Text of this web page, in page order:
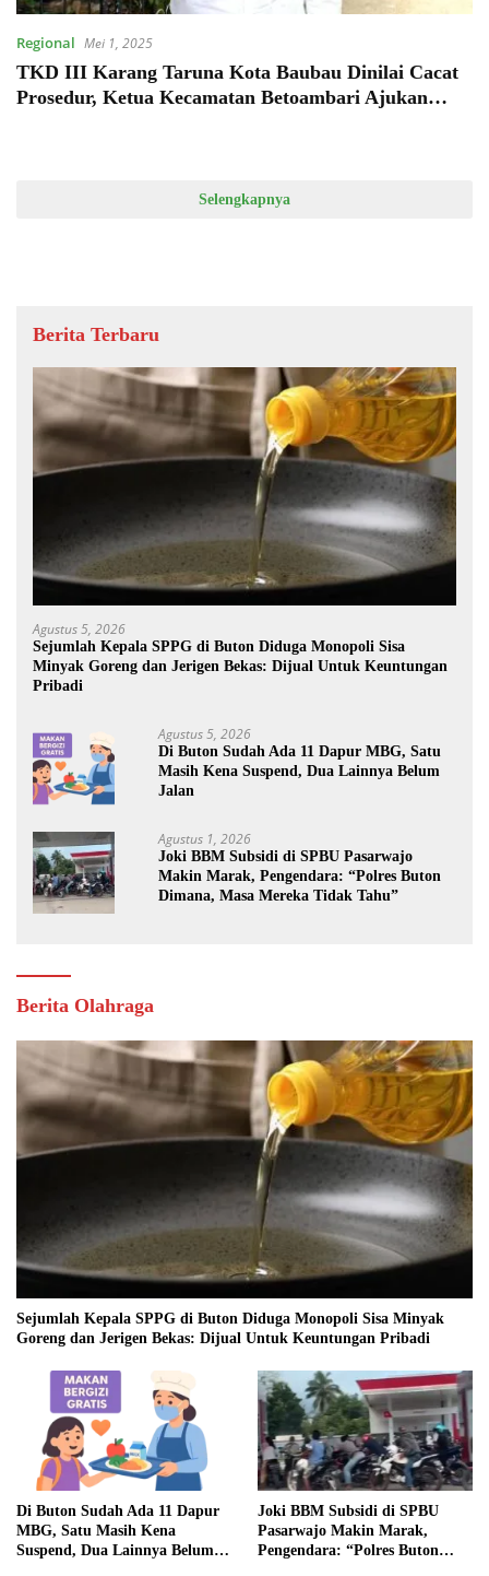
Regional Mei 1, 2025
TKD III Karang Taruna Kota Baubau Dinilai Cacat
Prosedur, Ketua Kecamatan Betoambari Ajukan
Selengkapnya
Berita Terbaru
Agustus 5, 2026
Sejumlah Kepala SPPG di Buton Diduga Monopoli Sisa
Minyak Goreng dan Jerigen Bekas: Dijual Untuk Keuntungan
Pribadi
Agustus 5, 2026
Di Buton Sudah Ada 11 Dapur MBG, Satu
Masih Kena Suspend, Dua Lainnya Belum
Jalan
Agustus 1, 2026
Joki BBM Subsidi di SPBU Pasarwajo
Makin Marak, Pengendara: “Polres Buton
Dimana, Masa Mereka Tidak Tahu”
Berita Olahraga
Sejumlah Kepala SPPG di Buton Diduga Monopoli Sisa Minyak
Goreng dan Jerigen Bekas: Dijual Untuk Keuntungan Pribadi
Di Buton Sudah Ada 11 Dapur
MBG, Satu Masih Kena
Suspend, Dua Lainnya Belum
Joki BBM Subsidi di SPBU
Pasarwajo Makin Marak,
Pengendara: “Polres Buton